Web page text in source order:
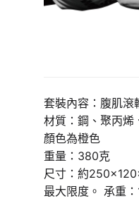
套裝內容：腹肌滾
材質：鋼、聚丙烯
顏色為橙色
重量：380克
尺寸：約
最大限度。 承重